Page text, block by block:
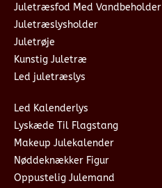
Juletræsfod Med Vandbeholder
Juletræslysholder
Juletrøje
Kunstig Juletræ
Led juletræslys
Led Kalenderlys
Lyskæde Til Flagstang
Makeup Julekalender
Nøddeknækker Figur
Oppustelig Julemand